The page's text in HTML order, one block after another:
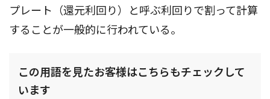
プレート（還元利回り）と呼ぶ利回りで割って計算
することが一般的に行われている。
この用語を見たお客様はこちらもチェックして
います